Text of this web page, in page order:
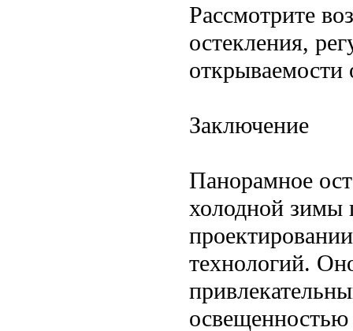
Рассмотрите
остекления,
открываемости
Заключение
Панорамное
холодной зимы
технологий.